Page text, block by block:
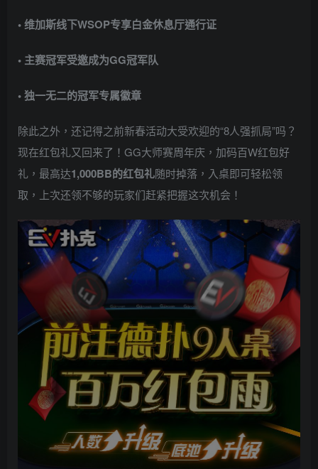
• 维加斯线下WSOP专享白金休息厅通行证
• 主赛冠军受邀成为GG冠军队
• 独一无二的冠军专属徽章
除此之外，还记得之前新春活动大受欢迎的“8人强抓局”吗？
现在红包礼又回来了！GG大师赛周年庆，加码百W红包好
礼，最高达1,000BB的红包礼随时掉落，入桌即可轻松领
取，上次还领不够的玩家们赶紧把握这次机会！